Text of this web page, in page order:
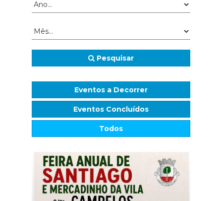
Pesquisar
Eventos a Decorrer
Eventos Concluídos
Todos